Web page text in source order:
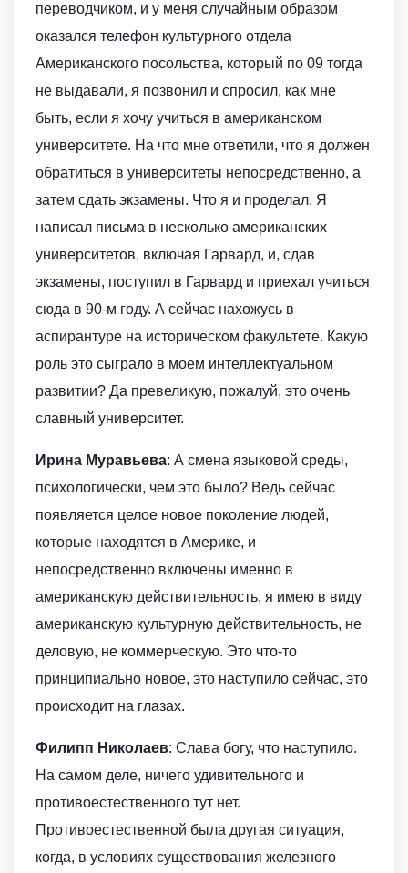
переводчиком, и у меня случайным образом
оказался телефон культурного отдела
Американского посольства, который по 09 тогда
не выдавали, я позвонил и спросил, как мне
быть, если я хочу учиться в американском
университете. На что мне ответили, что я должен
обратиться в университеты непосредственно, а
затем сдать экзамены. Что я и проделал. Я
написал письма в несколько американских
университетов, включая Гарвард, и, сдав
экзамены, поступил в Гарвард и приехал учиться
сюда в 90-м году. А сейчас нахожусь в
аспирантуре на историческом факультете. Какую
роль это сыграло в моем интеллектуальном
развитии? Да превеликую, пожалуй, это очень
славный университет.
Ирина Муравьева: А смена языковой среды,
психологически, чем это было? Ведь сейчас
появляется целое новое поколение людей,
которые находятся в Америке, и
непосредственно включены именно в
американскую действительность, я имею в виду
американскую культурную действительность, не
деловую, не коммерческую. Это что-то
принципиально новое, это наступило сейчас, это
происходит на глазах.
Филипп Николаев: Слава богу, что наступило.
На самом деле, ничего удивительного и
противоестественного тут нет.
Противоестественной была другая ситуация,
когда, в условиях существования железного